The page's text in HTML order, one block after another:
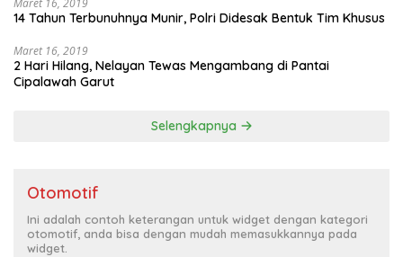
14 Tahun Terbunuhnya Munir, Polri Didesak Bentuk Tim Khusus
Maret 16, 2019
2 Hari Hilang, Nelayan Tewas Mengambang di Pantai
Cipalawah Garut
Selengkapnya
Otomotif
Ini adalah contoh keterangan untuk widget dengan kategori
otomotif, anda bisa dengan mudah memasukkannya pada
widget.